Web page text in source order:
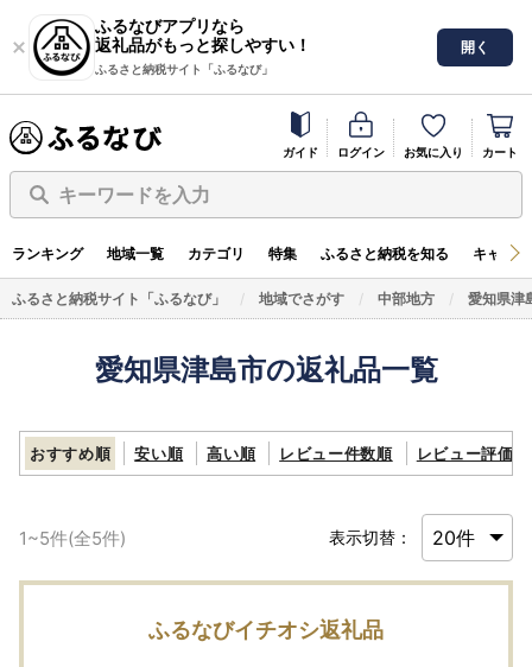
ふるなびアプリなら
返礼品がもっと探しやすい！
ふるさと納税サイト「ふるなび」
開く
ガイド ログイン お気に入り カート
キーワードを入力
ランキング 地域一覧 カテゴリ 特集 ふるさと納税を知る キャン
ふるさと納税サイト「ふるなび」 地域でさがす 中部地方 愛知県津
愛知県津島市の返礼品一覧
おすすめ順 安い順 高い順 レビュー件数順 レビュー評価順
1~5件(全5件) 表示切替：
ふるなびイチオシ返礼品